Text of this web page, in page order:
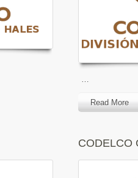
…
Read More
CODELCO